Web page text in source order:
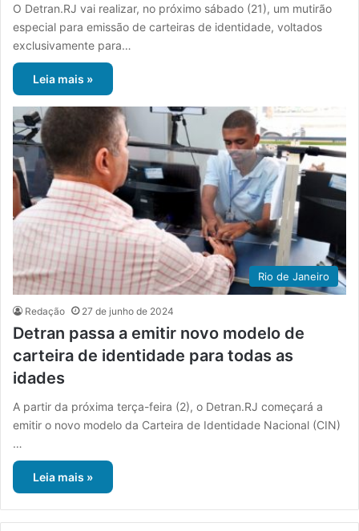
O Detran.RJ vai realizar, no próximo sábado (21), um mutirão
especial para emissão de carteiras de identidade, voltados
exclusivamente para…
Leia mais »
Rio de Janeiro
Redação 27 de junho de 2024
Detran passa a emitir novo modelo de
carteira de identidade para todas as
idades
A partir da próxima terça-feira (2), o Detran.RJ começará a
emitir o novo modelo da Carteira de Identidade Nacional (CIN)
…
Leia mais »